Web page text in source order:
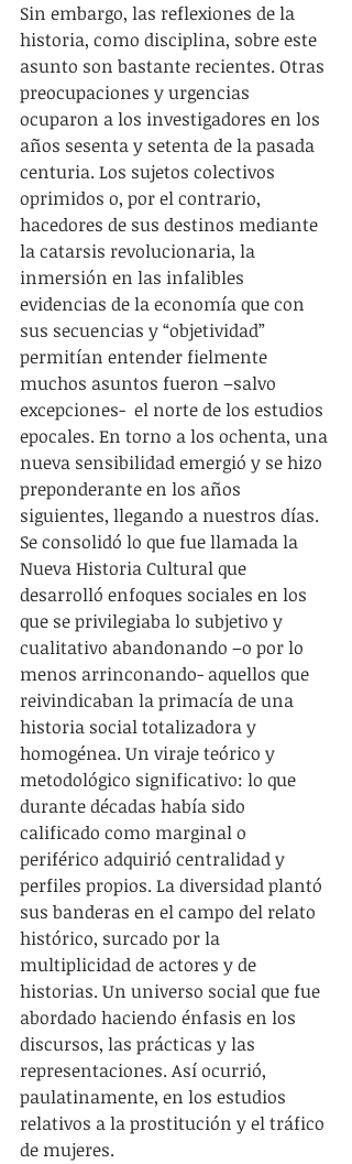
Sin embargo, las reflexiones de la
historia, como disciplina, sobre este
asunto son bastante recientes. Otras
preocupaciones y urgencias
ocuparon a los investigadores en los
años sesenta y setenta de la pasada
centuria. Los sujetos colectivos
oprimidos o, por el contrario,
hacedores de sus destinos mediante
la catarsis revolucionaria, la
inmersión en las infalibles
evidencias de la economía que con
sus secuencias y “objetividad”
permitían entender fielmente
muchos asuntos fueron –salvo
excepciones-  el norte de los estudios
epocales. En torno a los ochenta, una
nueva sensibilidad emergió y se hizo
preponderante en los años
siguientes, llegando a nuestros días.
Se consolidó lo que fue llamada la
Nueva Historia Cultural que
desarrolló enfoques sociales en los
que se privilegiaba lo subjetivo y
cualitativo abandonando –o por lo
menos arrinconando- aquellos que
reivindicaban la primacía de una
historia social totalizadora y
homogénea. Un viraje teórico y
metodológico significativo: lo que
durante décadas había sido
calificado como marginal o
periférico adquirió centralidad y
perfiles propios. La diversidad plantó
sus banderas en el campo del relato
histórico, surcado por la
multiplicidad de actores y de
historias. Un universo social que fue
abordado haciendo énfasis en los
discursos, las prácticas y las
representaciones. Así ocurrió,
paulatinamente, en los estudios
relativos a la prostitución y el tráfico
de mujeres.